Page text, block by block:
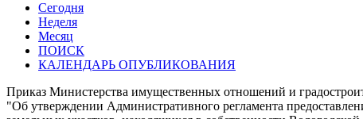
Сегодня
Неделя
Месяц
ПОИСК
КАЛЕНДАРЬ ОПУБЛИКОВАНИЯ
Приказ Министерства имущественных отношений и
"Об утверждении Административного регламента